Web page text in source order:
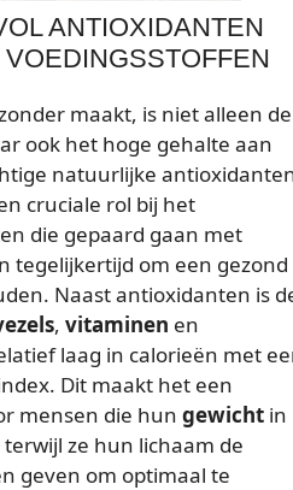
ANTIOXIDANTEN
maakt, is niet alleen de
ook het hoge gehalte aan
natuurlijke
cruciale rol bij het
die gepaard gaan met
tegelijkertijd om een gezond
Naast antioxidanten is
, vitaminen en
laag in calorieën met
Dit maakt het een
mensen die hun gewicht in
ze hun lichaam de
geven om optimaal te